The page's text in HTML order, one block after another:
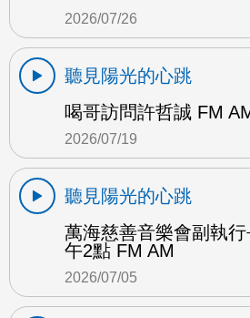
2026/07/26
聽見陽光的心跳
喝哥訪問許哲誠 FM
2026/07/19
聽見陽光的心跳
萬海慈善音樂會副執
午2點 FM AM
2026/07/05